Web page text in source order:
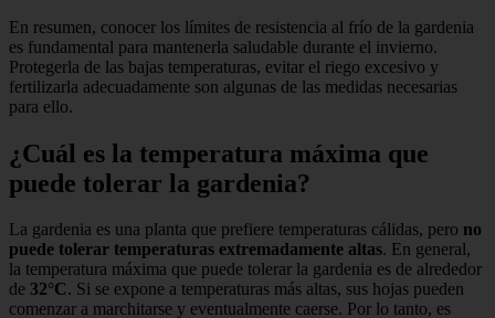
En resumen, conocer los límites de resistencia al frío de la gardenia
es fundamental para mantenerla saludable durante el invierno.
Protegerla de las bajas temperaturas, evitar el riego excesivo y
fertilizarla adecuadamente son algunas de las medidas necesarias
para ello.
¿Cuál es la temperatura máxima que
puede tolerar la gardenia?
La gardenia es una planta que prefiere temperaturas cálidas, pero no
puede tolerar temperaturas extremadamente altas. En general,
la temperatura máxima que puede tolerar la gardenia es de alrededor
de 32°C. Si se expone a temperaturas más altas, sus hojas pueden
comenzar a marchitarse y eventualmente caerse. Por lo tanto, es